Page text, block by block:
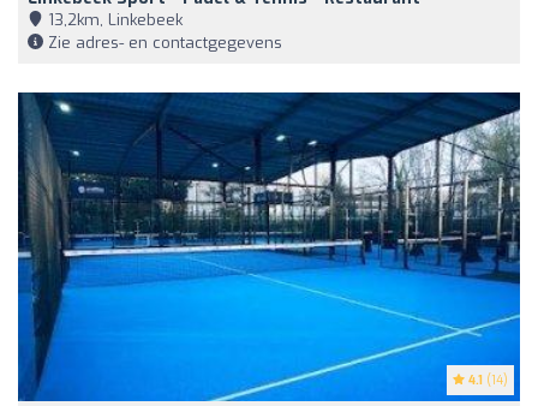
13,2km, Linkebeek
Zie adres- en contactgegevens
4.1 (14)